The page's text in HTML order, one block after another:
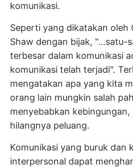
komunikasi.
Seperti yang dikatakan oleh
Shaw dengan bijak, "...satu-
terbesar dalam komunikasi
komunikasi telah terjadi".
mengatakan apa yang kita
orang lain mungkin salah
menyebabkan kebingungan,
hilangnya peluang.
Komunikasi yang buruk dan
interpersonal dapat